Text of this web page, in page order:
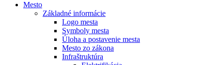
Mesto
Základné informácie
Logo mesta
Symboly mesta
Úloha a postavenie mesta
Mesto zo zákona
Infraštruktúra